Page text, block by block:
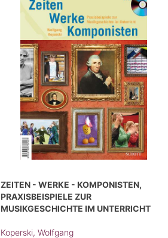
ZEITEN - WERKE - KOMPONISTEN,
PRAXISBEISPIELE ZUR
MUSIKGESCHICHTE IM UNTERRICHT
Koperski, Wolfgang